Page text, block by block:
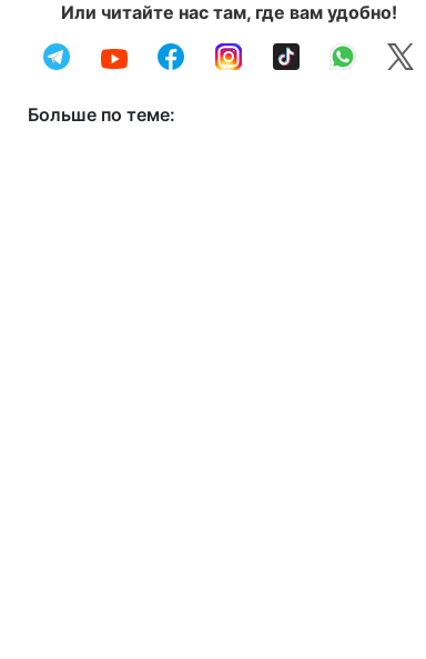
Или читайте нас там, где вам удобно!
Больше по теме: